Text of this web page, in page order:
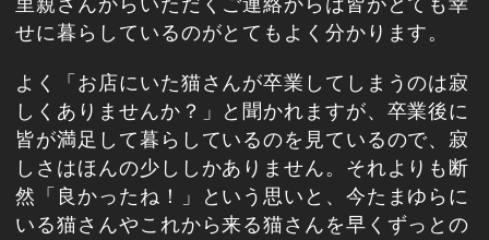
里親さんからいただくご連絡からは皆がとても幸
せに暮らしているのがとてもよく分かります。
よく「お店にいた猫さんが卒業してしまうのは寂
しくありませんか？」と聞かれますが、卒業後に
皆が満足して暮らしているのを見ているので、寂
しさはほんの少ししかありません。それよりも断
然「良かったね！」という思いと、今たまゆらに
いる猫さんやこれから来る猫さんを早くずっとの